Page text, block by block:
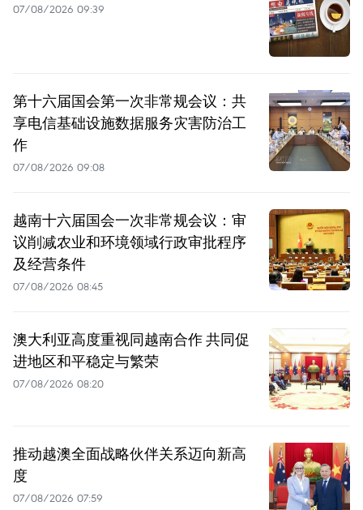
07/08/2026 09:39
第十六届国会第一次非常规会议：共
享电信基础设施数据服务灾害防治工
作
07/08/2026 09:08
越南十六届国会一次非常规会议：审
议削减农业和环境领域行政审批程序
及经营条件
07/08/2026 08:45
澳大利亚高度重视同越南合作 共同促
进地区和平稳定与繁荣
07/08/2026 08:20
推动越澳全面战略伙伴关系迈向新高
度
07/08/2026 07:59